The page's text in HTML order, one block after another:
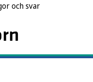
och svar